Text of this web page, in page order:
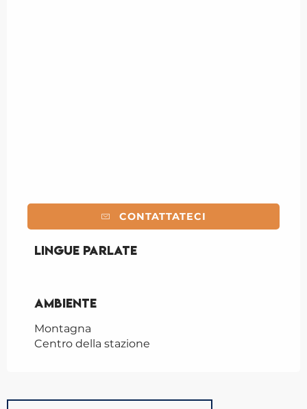
CONTATTATECI
Lingue parlate
Lingue parlate
Ambiente
Ambiente
Montagna
Centro della stazione